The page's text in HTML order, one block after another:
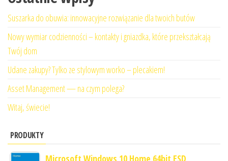
Suszarka do obuwia: innowacyjne rozwiązanie dla twoich butów
Nowy wymiar codzienności – kontakty i gniazdka, które przekształcają
Twój dom
Udane zakupy? Tylko ze stylowym worko – plecakiem!
Asset Management — na czym polega?
Witaj, świecie!
PRODUKTY
Microsoft Windows 10 Home 64bit ESD